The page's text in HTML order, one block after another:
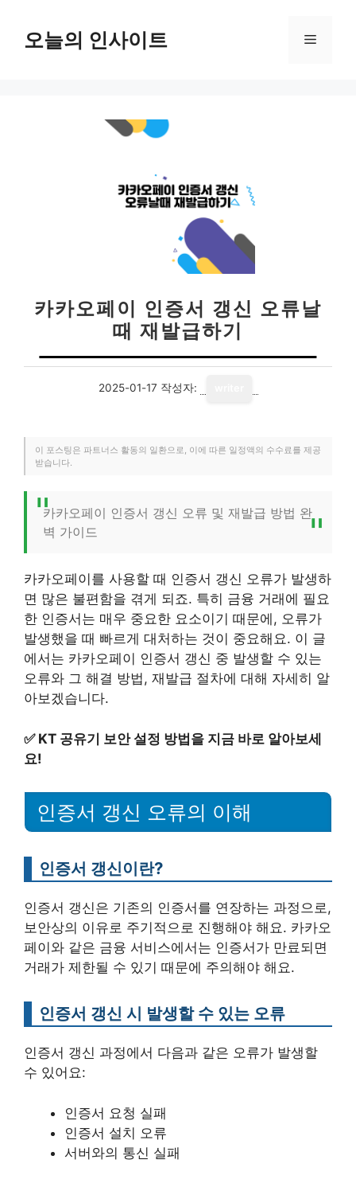
오늘의 인사이트 메
카카오페이 인증서 갱신 오류날
때 재발급하기
2025-01-17 작성자:
이 포스팅은 파트너스 활동의 일환으로, 이에 따른 일정액의 수수료를 제공
받습니다.
카카오페이 인증서 갱신 오류 및 재발급 방법 완
벽 가이드
카카오페이를 사용할 때 인증서 갱신 오류가 발생하
면 많은 불편함을 겪게 되죠. 특히 금융 거래에 필요
한 인증서는 매우 중요한 요소이기 때문에, 오류가
발생했을 때 빠르게 대처하는 것이 중요해요. 이 글
에서는 카카오페이 인증서 갱신 중 발생할 수 있는
오류와 그 해결 방법, 재발급 절차에 대해 자세히 알
아보겠습니다.
✅ KT 공유기 보안 설정 방법을 지금 바로 알아보세
요!
인증서 갱신 오류의 이해
인증서 갱신이란?
인증서 갱신은 기존의 인증서를 연장하는 과정으로,
보안상의 이유로 주기적으로 진행해야 해요. 카카오
페이와 같은 금융 서비스에서는 인증서가 만료되면
거래가 제한될 수 있기 때문에 주의해야 해요.
인증서 갱신 시 발생할 수 있는 오류
인증서 갱신 과정에서 다음과 같은 오류가 발생할
수 있어요:
인증서 요청 실패
인증서 설치 오류
서버와의 통신 실패